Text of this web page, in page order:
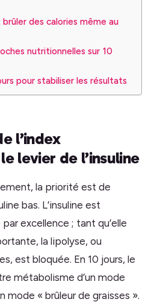
des calories même au
nutritionnelles sur 10
pour stabiliser les résultats
l’index
levier de l’insuline
la priorité est de
bas. L’insuline est
excellence ; tant qu’elle
la lipolyse, ou
est bloquée. En 10 jours, le
métabolisme d’un mode
mode « brûleur de graisses ».